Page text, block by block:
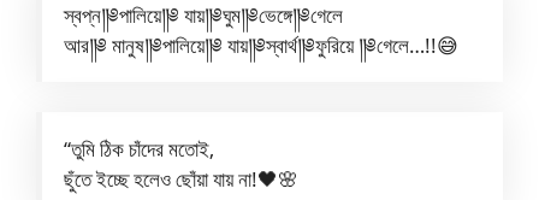
স্বপ্ন༎༅পালিয়ে༎༅ যায়༎༅ঘুম༎༅ভেঙ্গে༎༅গেলে
আর༎༅ মানুষ༎༅পালিয়ে༎༅ যায়༎༅স্বার্থ༎༅ফুরিয়ে ༎༅গেলে…!!😅
“তুমি ঠিক চাঁদের মতোই,
ছুঁতে ইচ্ছে হলেও ছোঁয়া যায় না!🖤🌸